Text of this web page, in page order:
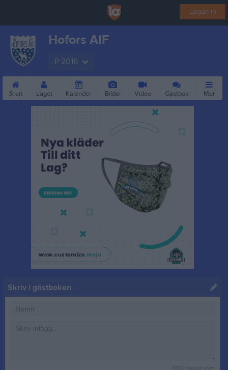
Logga in
Hofors AIF
P 2016
Start Laget Kalender Bilder Video Gästbok Mer
Skriv i gästboken
1000 tecken kvar